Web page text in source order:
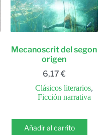
Mecanoscrit del segon
origen
6,17 €
Clásicos literarios,
Ficción narrativa
Añadir al carrito